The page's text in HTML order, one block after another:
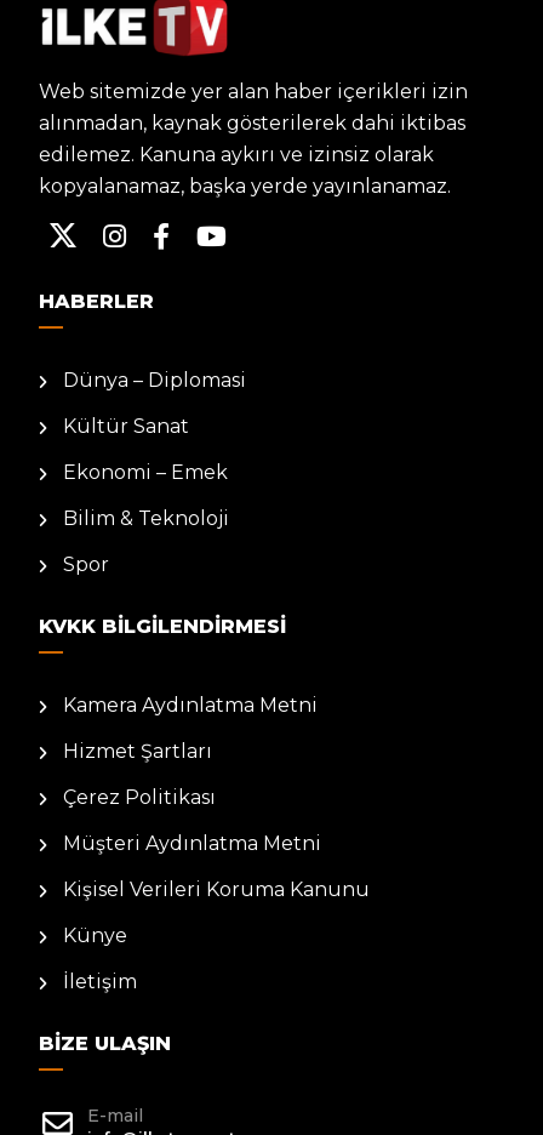
Web sitemizde yer alan haber içerikleri izin
alınmadan, kaynak gösterilerek dahi iktibas
edilemez. Kanuna aykırı ve izinsiz olarak
kopyalanamaz, başka yerde yayınlanamaz.
HABERLER
Dünya – Diplomasi
Kültür Sanat
Ekonomi – Emek
Bilim & Teknoloji
Spor
KVKK BILGILENDIRMESI
Kamera Aydınlatma Metni
Hizmet Şartları
Çerez Politikası
Müşteri Aydınlatma Metni
Kişisel Verileri Koruma Kanunu
Künye
İletişim
BIZE ULAŞIN
E-mail